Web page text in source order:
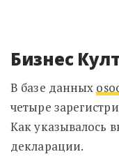
Бизнес
В базе данных
четыре
Как указывалось
декларации.